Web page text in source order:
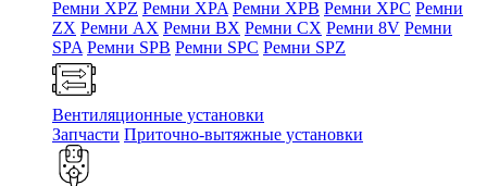
Ремни XPZ Ремни XPA Ремни XPB Ремни XPC Ремни
ZX Ремни AX Ремни BX Ремни CX Ремни 8V Ремни
SPA Ремни SPB Ремни SPC Ремни SPZ
Вентиляционные установки
Запчасти Приточно-вытяжные установки